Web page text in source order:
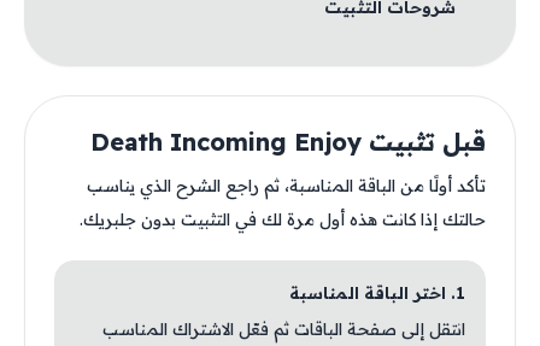
شروحات التثبيت
قبل تثبيت Death Incoming Enjoy
تأكد أولًا من الباقة المناسبة، ثم راجع الشرح الذي يناسب
حالتك إذا كانت هذه أول مرة لك في التثبيت بدون جلبريك.
1. اختر الباقة المناسبة
انتقل إلى صفحة الباقات ثم فعّل الاشتراك المناسب